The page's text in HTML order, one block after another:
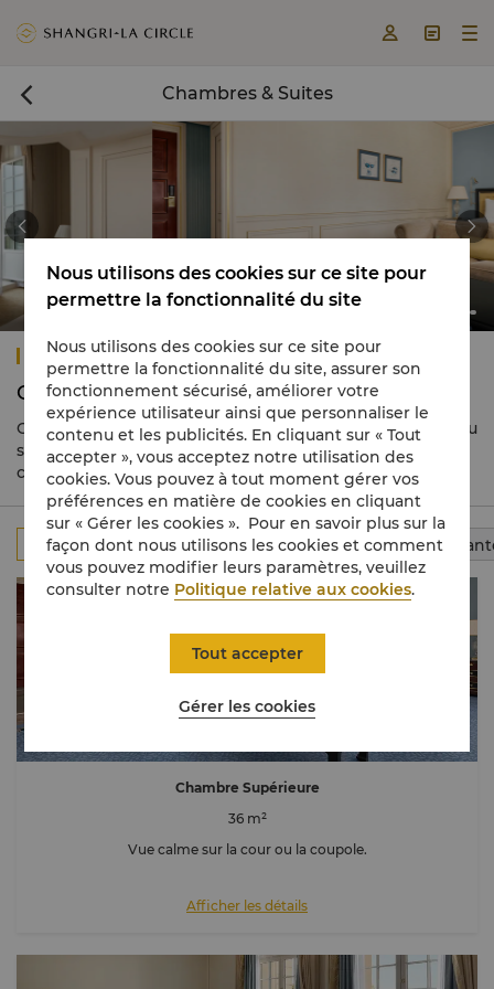
  
 Chambres & Suites
Chambre supérieure
 
Shangri-La Paris
Chambres & Suites
Offrant les vues les plus spectaculaires sur la Tour Eiffel ou
sur l’avenue d’Iéna, nos chambres et suites combinent le
charme d’une demeure typiquement parisienne.
Tout Chambres Suite Chambres
Chambre Supérieure
36 m²
Vue calme sur la cour ou la coupole.
Afficher les détails
Nous utilisons des cookies sur ce site pour
permettre la fonctionnalité du site
Nous utilisons des cookies sur ce site pour
permettre la fonctionnalité du site, assurer son
fonctionnement sécurisé, améliorer votre
expérience utilisateur ainsi que personnaliser le
contenu et les publicités. En cliquant sur « Tout
accepter », vous acceptez notre utilisation des
cookies. Vous pouvez à tout moment gérer vos
préférences en matière de cookies en cliquant
sur « Gérer les cookies ». Pour en savoir plus sur la
façon dont nous utilisons les cookies et comment
vous pouvez modifier leurs paramètres, veuillez
consulter notre Politique relative aux cookies.
Gérer les cookies
Tout accepter